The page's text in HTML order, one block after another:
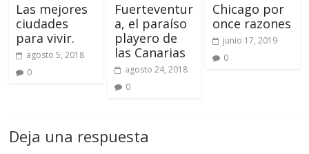
Las mejores
ciudades
para vivir.
agosto 5, 2018
0
Fuerteventur
a, el paraíso
playero de
las Canarias
agosto 24, 2018
0
Chicago por
once razones
junio 17, 2019
0
Deja una respuesta